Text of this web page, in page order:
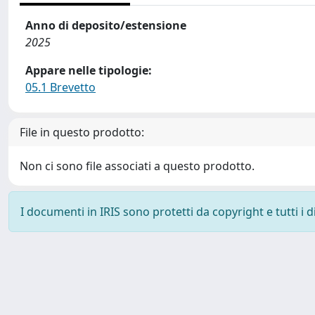
Anno di deposito/estensione
2025
Appare nelle tipologie:
05.1 Brevetto
File in questo prodotto:
Non ci sono file associati a questo prodotto.
I documenti in IRIS sono protetti da copyright e tutti i